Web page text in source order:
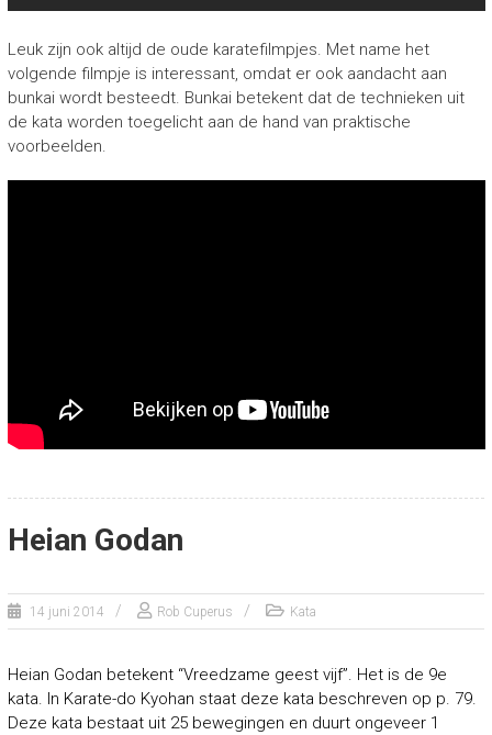
Leuk zijn ook altijd de oude karatefilmpjes. Met name het
volgende filmpje is interessant, omdat er ook aandacht aan
bunkai wordt besteedt. Bunkai betekent dat de technieken uit
de kata worden toegelicht aan de hand van praktische
voorbeelden.
Heian Godan
14 juni 2014 Rob Cuperus Kata
Heian Godan betekent “Vreedzame geest vijf”. Het is de 9e
kata. In Karate-do Kyohan staat deze kata beschreven op p. 79.
Deze kata bestaat uit 25 bewegingen en duurt ongeveer 1